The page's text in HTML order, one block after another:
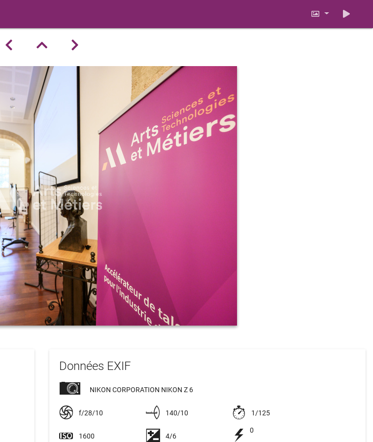
Données EXIF
NIKON CORPORATION NIKON Z 6
f/28/10 140/10 1/125
1600 4/6
0